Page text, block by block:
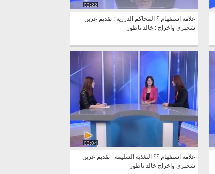
02:22
علامة استفهام ؟ المحاكم الدرزية : تقديم عربن
شحبري واخراج : خالد ناطور
03:04
علامة استفهام ؟؟ التغذية السليمة - تقديم عرين
شحبري واخراج خالد ناطور